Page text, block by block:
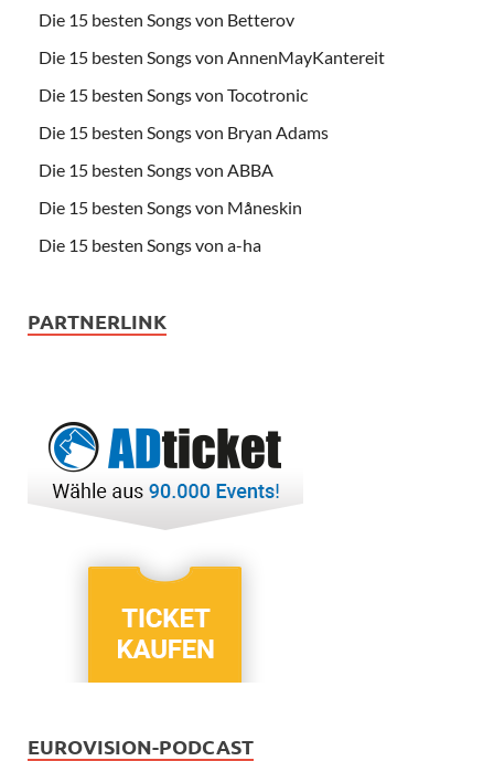
Die 15 besten Songs von Betterov
Die 15 besten Songs von AnnenMayKantereit
Die 15 besten Songs von Tocotronic
Die 15 besten Songs von Bryan Adams
Die 15 besten Songs von ABBA
Die 15 besten Songs von Måneskin
Die 15 besten Songs von a-ha
PARTNERLINK
EUROVISION-PODCAST